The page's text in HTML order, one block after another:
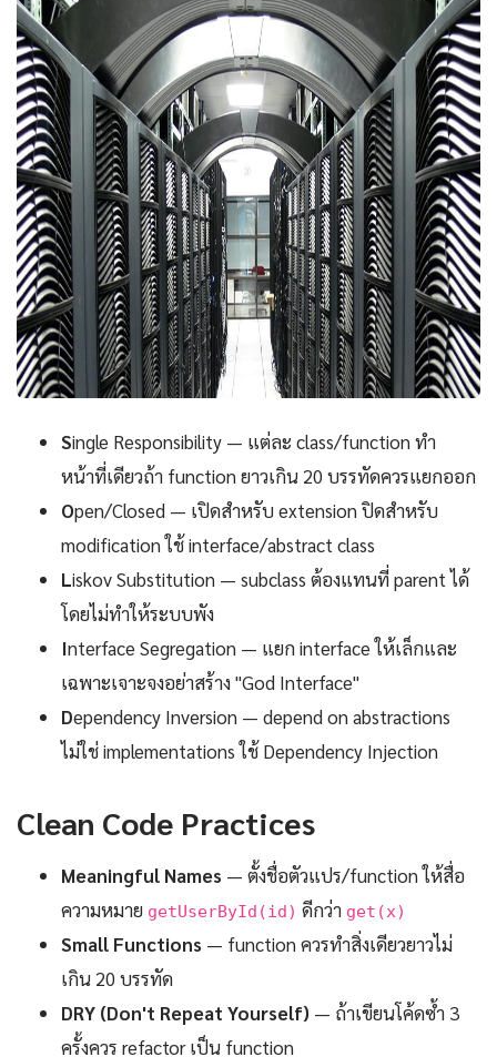
Single Responsibility — แต่ละ class/function ทำ
หน้าที่เดียวถ้า function ยาวเกิน 20 บรรทัดควรแยกออก
Open/Closed — เปิดสำหรับ extension ปิดสำหรับ
modification ใช้ interface/abstract class
Liskov Substitution — subclass ต้องแทนที่ parent ได้
โดยไม่ทำให้ระบบพัง
Interface Segregation — แยก interface ให้เล็กและ
เฉพาะเจาะจงอย่าสร้าง "God Interface"
Dependency Inversion — depend on abstractions
ไม่ใช่ implementations ใช้ Dependency Injection
Clean Code Practices
Meaningful Names — ตั้งชื่อตัวแปร/function ให้สื่อ
ความหมาย getUserById(id) ดีกว่า get(x)
Small Functions — function ควรทำสิ่งเดียวยาวไม่
เกิน 20 บรรทัด
DRY (Don't Repeat Yourself) — ถ้าเขียนโค้ดซ้ำ 3
ครั้งควร refactor เป็น function